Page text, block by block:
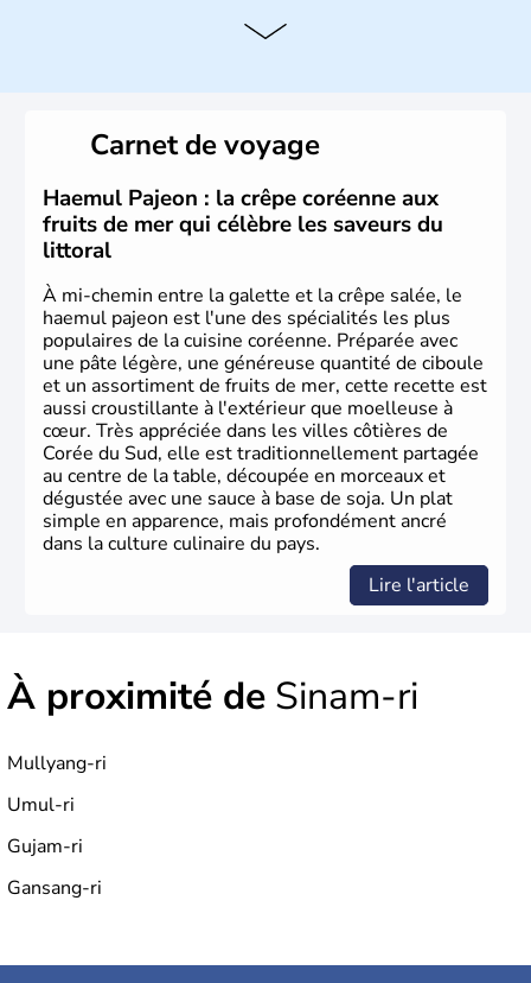
Histoire et administration
christianisme et le bouddhisme en sont les deux
principales religions. Ce pays partage sa culture avec la
Corée du Nord. Les Jeux Olympiques s’y sont déroulés en
1988, de même que la Coupe du Monde de football en
2002, en collaboration avec le Japon.
Carnet de voyage
Haemul Pajeon : la crêpe coréenne aux
fruits de mer qui célèbre les saveurs du
littoral
À mi-chemin entre la galette et la crêpe salée, le
haemul pajeon est l'une des spécialités les plus
populaires de la cuisine coréenne. Préparée avec
une pâte légère, une généreuse quantité de ciboule
et un assortiment de fruits de mer, cette recette est
aussi croustillante à l'extérieur que moelleuse à
cœur. Très appréciée dans les villes côtières de
Corée du Sud, elle est traditionnellement partagée
au centre de la table, découpée en morceaux et
dégustée avec une sauce à base de soja. Un plat
simple en apparence, mais profondément ancré
dans la culture culinaire du pays.
Lire l'article
À proximité de Sinam-ri
Mullyang-ri
Umul-ri
Gujam-ri
Gansang-ri